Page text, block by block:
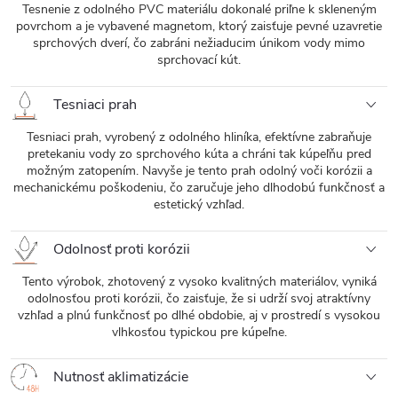
Tesnenie z odolného PVC materiálu dokonalé priľne k skleneným
povrchom a je vybavené magnetom, ktorý zaisťuje pevné uzavretie
sprchových dverí, čo zabráni nežiaducim únikom vody mimo
sprchovací kút.
Tesniaci prah
Tesniaci prah, vyrobený z odolného hliníka, efektívne zabraňuje
pretekaniu vody zo sprchového kúta a chráni tak kúpeľňu pred
možným zatopením. Navyše je tento prah odolný voči korózii a
mechanickému poškodeniu, čo zaručuje jeho dlhodobú funkčnosť a
estetický vzhľad.
Odolnosť proti korózii
Tento výrobok, zhotovený z vysoko kvalitných materiálov, vyniká
odolnosťou proti korózii, čo zaisťuje, že si udrží svoj atraktívny
vzhľad a plnú funkčnosť po dlhé obdobie, aj v prostredí s vysokou
vlhkosťou typickou pre kúpeľne.
Nutnosť aklimatizácie